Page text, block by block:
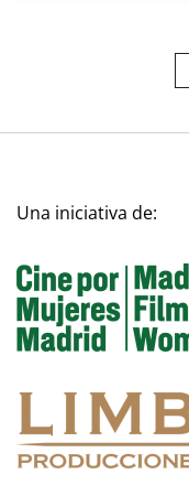
Una iniciativa de: